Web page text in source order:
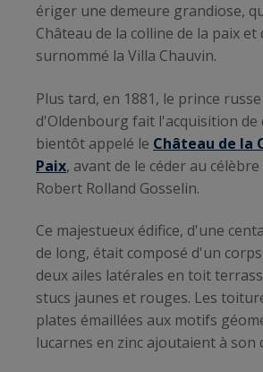
ériger une demeure grandiose,
Château de la colline de la paix et
surnommé la Villa Chauvin.
Plus tard, en 1881, le prince
d'Oldenbourg fait l'acquisition de
bientôt appelé le Château de la
Paix, avant de le céder au
Robert Rolland Gosselin.
Ce majestueux édifice, d'une
de long, était composé d'un
deux ailes latérales en toit
stucs jaunes et rouges. Les
plates émaillées aux motifs
lucarnes en zinc ajoutaient à son